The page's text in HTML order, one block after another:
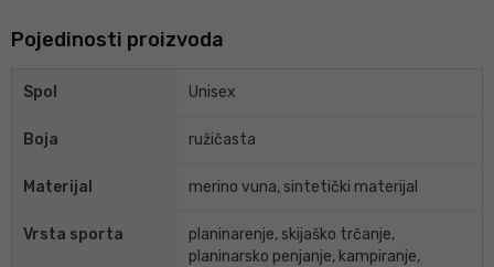
Pojedinosti proizvoda
Spol Unisex
Boja ružičasta
Materijal merino vuna, sintetički materijal
Vrsta sporta
planinarenje, skijaško trčanje,
planinarsko penjanje, kampiranje,